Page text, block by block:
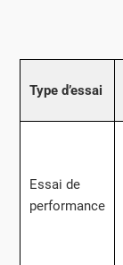
Type d’essai
Essai de
performance